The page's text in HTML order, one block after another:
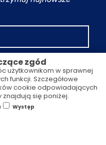
prywatności
zgód
użytkownikom w sprawnej
funkcji. Szczegółowe
cookie odpowiadających
się poniżej.
Występ